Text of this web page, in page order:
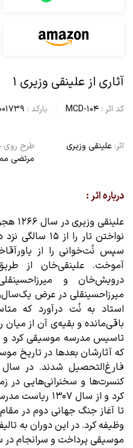
آثاری از علینقی وزیری ۱
کد اثر : MCD-104 بارکد :
اثر: علینقی وزیری
طرح روی
مرتضی
درباره اثر :
نواختن تار را
سپس نُت‌خوانی را از
آموخت. علینقی‌خان از
درویش‌خان و
میرزاحسینقلی در عرض
استاد به نُت درآورد که
تاسیس مدرسه موسیقی کرد و
که آثارشان بعدها در تاریخ
کنسرت‌ها و سخنرانی‌هایی در
کرد و از سال
تا آغاز جنگ جهانی دوم در
وظیفه کرد. در این دوران به
موسیقی پرداخت و سرانجام در سال ۱۳۵۸ در تهران